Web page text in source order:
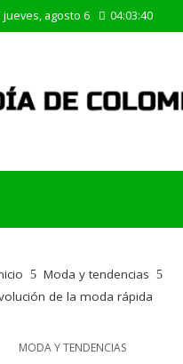
jueves, agosto 6 04:03:41
Moda y tendencias
de la moda rápida
MODA Y TENDENCIAS